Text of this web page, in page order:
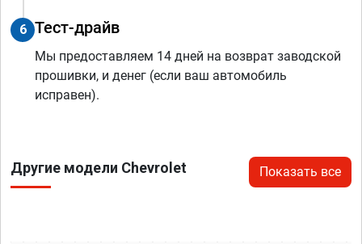
6 Тест-драйв
Мы предоставляем 14 дней на возврат заводской
прошивки, и денег (если ваш автомобиль
исправен).
Другие модели Chevrolet Показать все